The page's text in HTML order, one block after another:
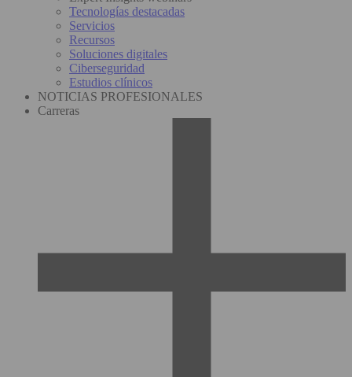
Tecnologías destacadas
Servicios
Recursos
Soluciones digitales
Ciberseguridad
Estudios clínicos
NOTICIAS PROFESIONALES
Carreras